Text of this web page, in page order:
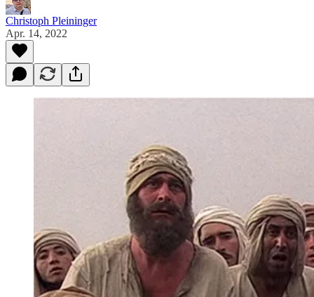
Christoph Pleininger
Apr. 14, 2022